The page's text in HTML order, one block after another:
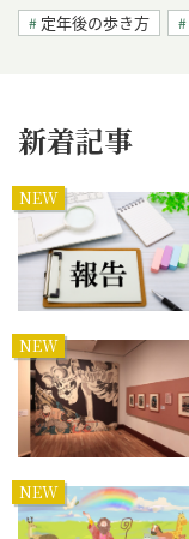
定年後の歩き方
新着記事
NEW
NEW
NEW